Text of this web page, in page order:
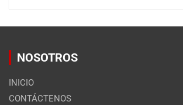
NOSOTROS
INICIO
CONTÁCTENOS